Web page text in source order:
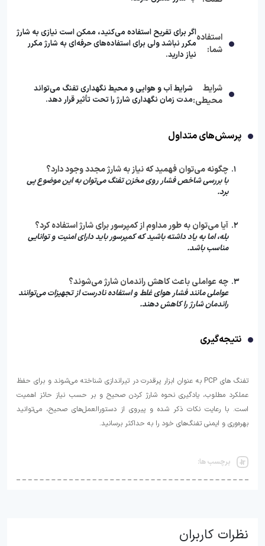
استفاده
شما:
اگر برای تفریح استفاده می‌کنید، ممکن است نیازی به شارژ
مکرر نباشد ولی برای استفاده‌های حرفه‌ای به شارژ مکرر
نیاز دارید.
شرایط
محیطی:
شرایط آب و هوایی و محیط نگهداری تفنگ می‌تواند
مدت زمان نگهداری شارژ را تحت تأثیر قرار دهد.
پرسش‌های متداول
چگونه می‌توان فهمید که نیاز به شارژ مجدد وجود دارد؟
با بررسی شاخص فشار روی مخزن تفنگ می‌توان به این موضوع پی
برد.
آیا می‌توان به طور مداوم از کمپرسور برای شارژ استفاده کرد؟
بله، اما به یاد داشته باشید که کمپرسور باید دارای امنیت و توانایی
مناسب باشد.
چه عواملی باعث کاهش راندمان شارژ می‌شوند؟
عواملی مانند فشار هوای غلط و استفاده نادرست از تجهیزات می‌توانند
راندمان شارژ را کاهش دهند.
نتیجه‌گیری
تفنگ‌ های PCP به عنوان ابزار پرقدرت در تیراندازی شناخته می‌شوند و برای حفظ
عملکرد مطلوب، یادگیری نحوه شارژ کردن صحیح و بر حسب نیاز حائز اهمیت
است. با رعایت نکات ذکر شده و پیروی از دستورالعمل‌های صحیح، می‌توانید
بهره‌وری و ایمنی تفنگ‌های خود را به حداکثر برسانید.
برچسب ها:
نظرات کاربران